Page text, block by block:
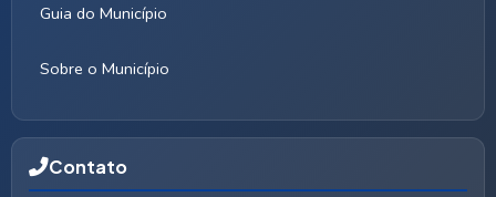
Guia do Município
Sobre o Município
Contato